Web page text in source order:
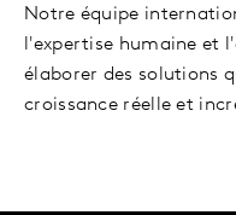
Notre équipe
l'expertise humaine et
élaborer des solutions
croissance réelle et